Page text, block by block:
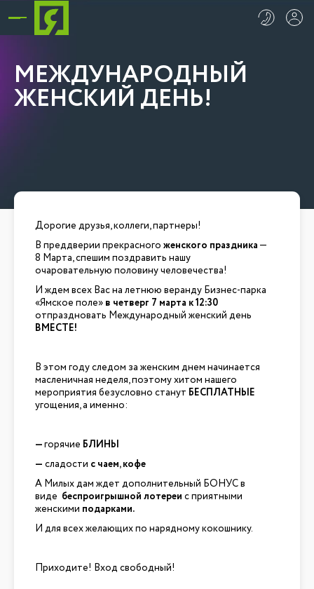
МЕЖДУНАРОДНЫЙ
ЖЕНСКИЙ ДЕНЬ!
Дорогие друзья, коллеги, партнеры!
В преддверии прекрасного женского праздника —
8 Марта, спешим поздравить нашу
очаровательную половину человечества!
И ждем всех Вас на летнюю веранду Бизнес-парка
«Ямское поле» в четверг 7 марта к 12:30
отпраздновать Международный женский день
ВМЕСТЕ!
В этом году следом за женским днем начинается
масленичная неделя, поэтому хитом нашего
мероприятия безусловно станут БЕСПЛАТНЫЕ
угощения, а именно:
—горячие БЛИНЫ
— сладости с чаем, кофе
А Милых дам ждет дополнительный БОНУС в
виде беспроигрышной лотереи с приятными
женскими подарками.
И для всех желающих по нарядному кокошнику.
Приходите! Вход свободный!